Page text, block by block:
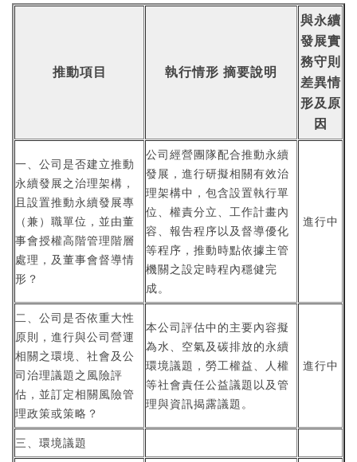
推動項目 執行情形 摘要說明
與永續
發展實
務守則
差異情
形及原
因
一、公司是否建立推動
永續發展之治理架構，
且設置推動永續發展專
（兼）職單位，並由董
事會授權高階管理階層
處理，及董事會督導情
形？
公司經營團隊配合推動永續
發展，進行研擬相關有效治
理架構中，包含設置執行單
位、權責分立、工作計畫內
容、報告程序以及督導優化
等程序，推動時點依據主管
機關之設定時程內穩健完
成。
進行中
二、公司是否依重大性
原則，進行與公司營運
相關之環境、社會及公
司治理議題之風險評
估，並訂定相關風險管
理政策或策略？
本公司評估中的主要內容擬
為水、空氣及碳排放的永續
環境議題，勞工權益、人權
等社會責任公益議題以及管
理與資訊揭露議題。
進行中
三、環境議題